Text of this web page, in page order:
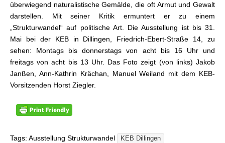
überwiegend naturalistische Gemälde, die oft Armut und Gewalt
darstellen. Mit seiner Kritik ermuntert er zu einem
„Strukturwandel“ auf politische Art. Die Ausstellung ist bis 31.
Mai bei der KEB in Dillingen, Friedrich-Ebert-Straße 14, zu
sehen: Montags bis donnerstags von acht bis 16 Uhr und
freitags von acht bis 13 Uhr. Das Foto zeigt (von links) Jakob
Janßen, Ann-Kathrin Krächan, Manuel Weiland mit dem KEB-
Vorsitzenden Horst Ziegler.
Tags: Ausstellung Strukturwandel KEB Dillingen